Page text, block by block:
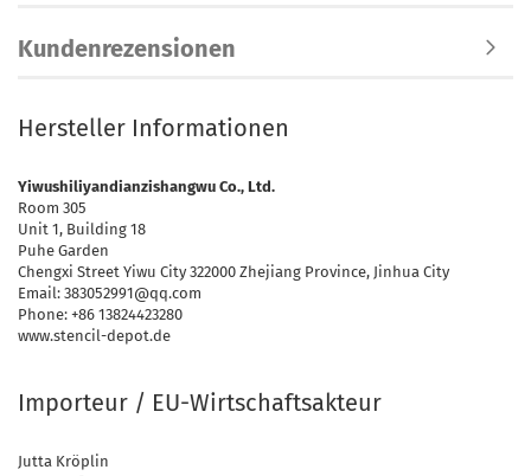
Kundenrezensionen
Hersteller Informationen
Yiwushiliyandianzishangwu Co., Ltd.
Room 305
Unit 1, Building 18
Puhe Garden
Chengxi Street Yiwu City 322000 Zhejiang Province, Jinhua City
Email: 383052991@qq.com
Phone: +86 13824423280
www.stencil-depot.de
Importeur / EU-Wirtschaftsakteur
Jutta Kröplin